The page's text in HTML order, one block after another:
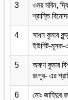
3
ওমর মবিন,
শ্রান্তি
4
সাধন কুমার
ইউনিট-মূসক-
5
অরুণ কুমার
রংপুর- এর
6
মোঃ জাহিদুর